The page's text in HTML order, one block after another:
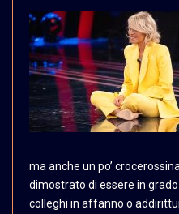
ma anche un po’
dimostrato di essere in
colleghi in affanno o